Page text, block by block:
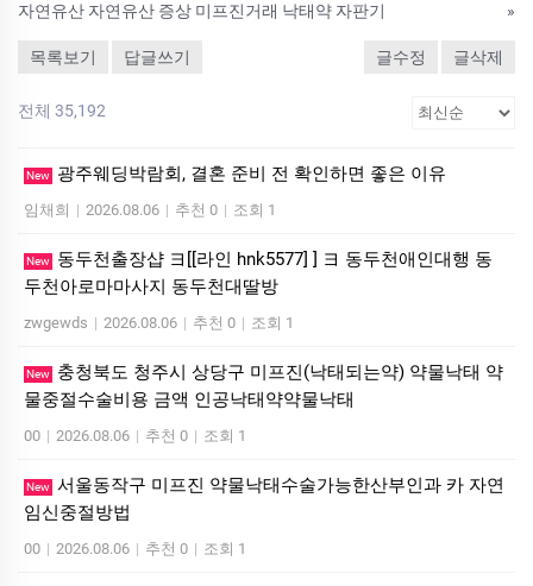
자연유산 자연유산 증상 미프진거래 낙­태약 자판기
»
목록보기 답글쓰기 글수정 글삭제
전체 35,192
New 광주웨딩박람회, 결혼 준비 전 확인하면 좋은 이유
임채희 | 2026.08.06 | 추천 0 | 조회 1
New
동두천출장샵 ヨ[[라인 hnk5577] ] ヨ 동두천애인대행 동
두천아로마마사지 동두천대딸방
zwgewds | 2026.08.06 | 추천 0 | 조회 1
New
충청북도 청주시 상당구 미프진(낙태되는약) 약물낙태 약
물중절수술비용 금액 인공낙태약약물낙태
00 | 2026.08.06 | 추천 0 | 조회 1
New 서울동작구 미프진 약물낙태수술가능한산부인과 카 자연
임신중절방법
00 | 2026.08.06 | 추천 0 | 조회 1